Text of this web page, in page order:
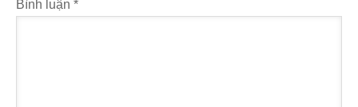
Bình luận *